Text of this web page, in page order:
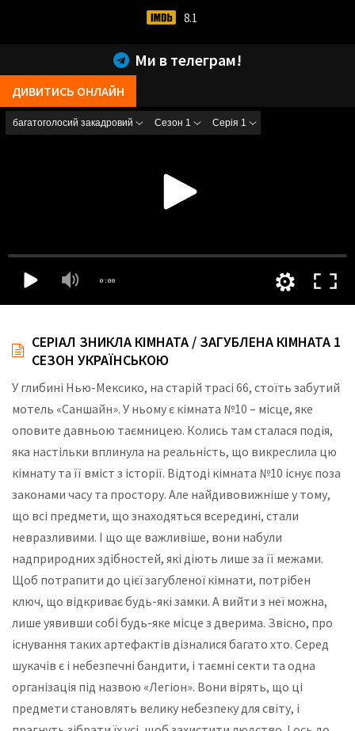
8.1
Ми в телеграм!
ДИВИТИСЬ ОНЛАЙН
СЕРІАЛ ЗНИКЛА КІМНАТА / ЗАГУБЛЕНА КІМНАТА 1
СЕЗОН УКРАЇНСЬКОЮ
У глибині Нью-Мексико, на старій трасі 66, стоїть забутий
мотель «Саншайн». У ньому є кімната №10 – місце, яке
оповите давньою таємницею. Колись там сталася подія,
яка настільки вплинула на реальність, що викреслила цю
кімнату та її вміст з історії. Відтоді кімната №10 існує поза
законами часу та простору. Але найдивовижніше у тому,
що всі предмети, що знаходяться всередині, стали
невразливими. І що ще важливіше, вони набули
надприродних здібностей, які діють лише за її межами.
Щоб потрапити до цієї загубленої кімнати, потрібен
ключ, що відкриває будь-які замки. А вийти з неї можна,
лише уявивши собі будь-яке місце з дверима. Звісно, про
існування таких артефактів дізналися багато хто. Серед
шукачів є і небезпечні бандити, і таємні секти та одна
організація під назвою «Легіон». Вони вірять, що ці
предмети становлять велику небезпеку для світу, і